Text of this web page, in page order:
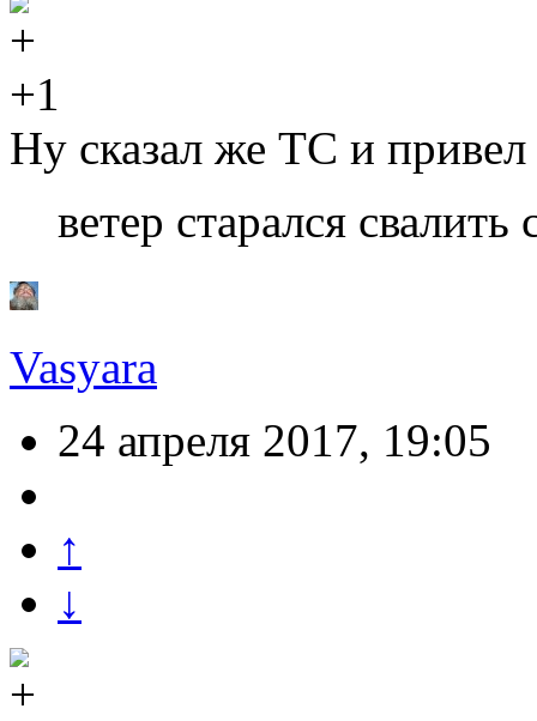
+1
Ну сказал же ТС и привел
ветер старался свалить
Vasyara
24 апреля 2017, 19:05
↑
↓